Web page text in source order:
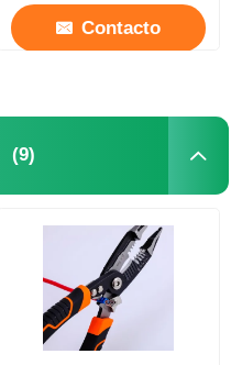
Contacto
(9)